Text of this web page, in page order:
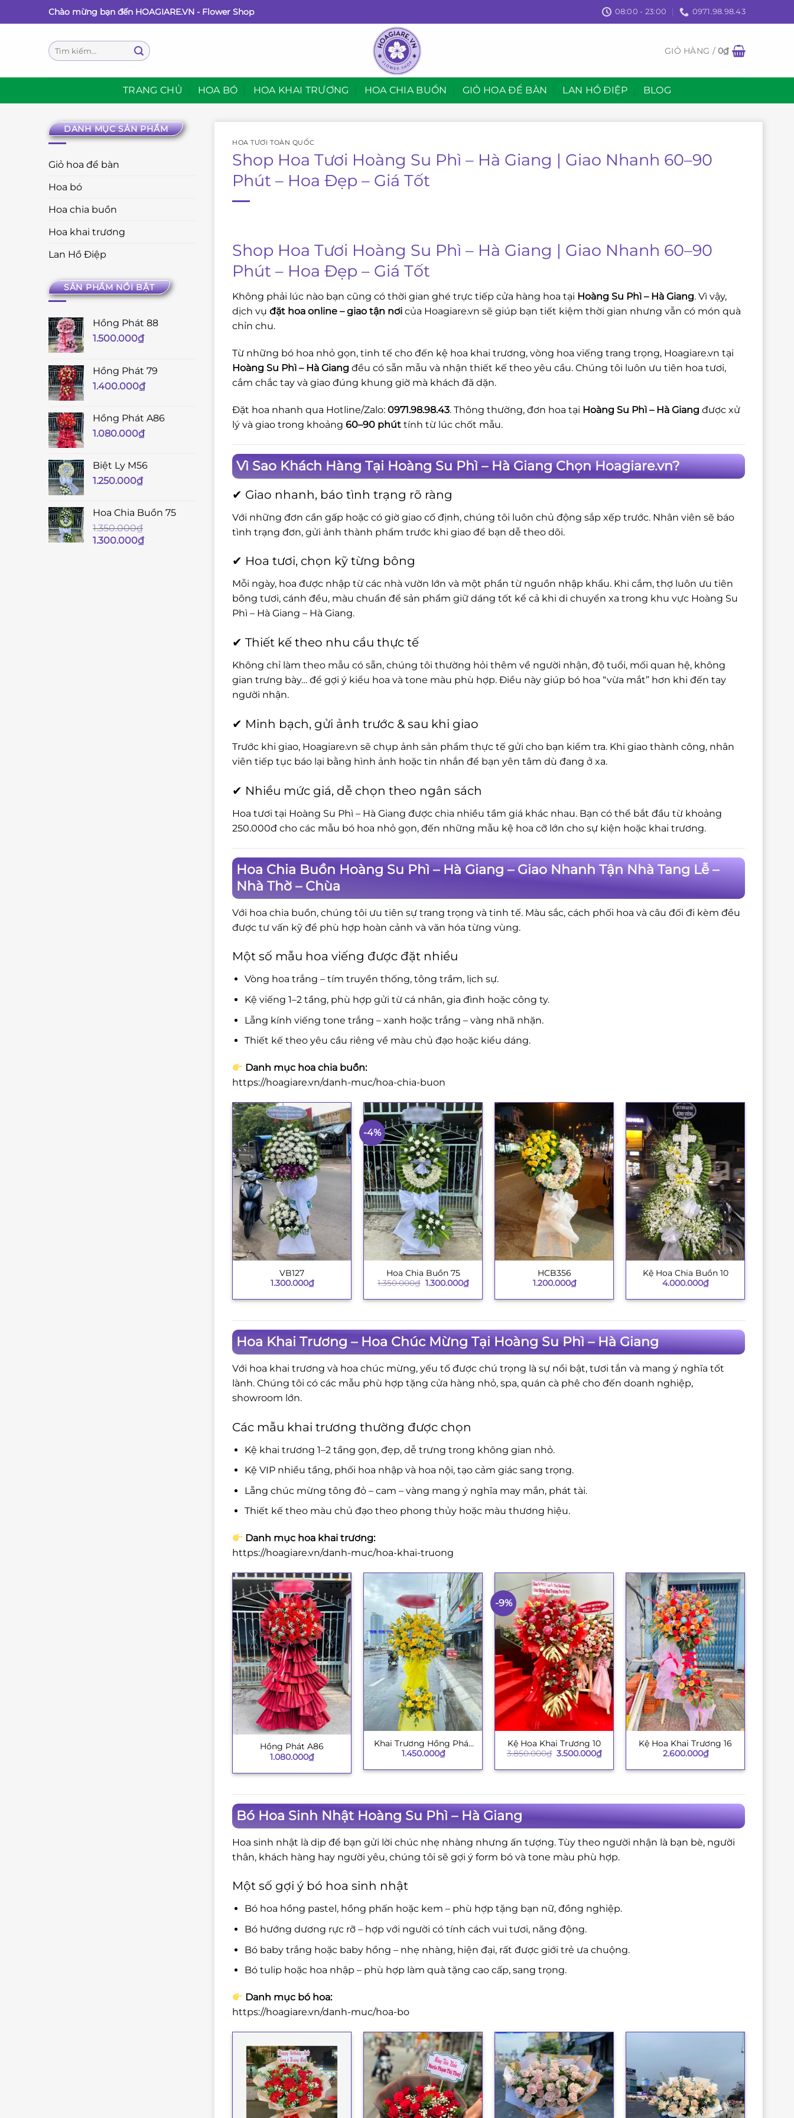
qua
Chào mừng bạn đến HOAGIARE.VN - Flower Shop 08:00 - 23:00 0971.98.98.43
Tìm
kiếm:
GIỎ HÀNG /0₫
TRANG CHỦ HOA BÓ HOA KHAI TRƯƠNG HOA CHIA BUỒN GIỎ HOA ĐỂ BÀN LAN HỒ ĐIỆP BLOG
DANH MỤC SẢN PHẨM
Giỏ hoa để bàn
Hoa bó
Hoa chia buồn
Hoa khai trương
Lan Hồ Điệp
SẢN PHẨM NỔI BẬT
Hồng Phát 88
1.500.000₫
Hồng Phát 79
1.400.000₫
Hồng Phát A86
1.080.000₫
Biệt Ly M56
1.250.000₫
Hoa Chia Buồn 75
1.350.000₫
Giá
1.300.000₫Giá
HOA TƯƠI TOÀN QUỐC
Shop Hoa Tươi Hoàng Su Phì – Hà Giang | Giao Nhanh 60–90
Phút – Hoa Đẹp – Giá Tốt
Shop Hoa Tươi Hoàng Su Phì – Hà Giang | Giao Nhanh 60–90
Phút – Hoa Đẹp – Giá Tốt
Không phải lúc nào bạn cũng có thời gian ghé trực tiếp cửa hàng hoa tại Hoàng Su Phì – Hà Giang. Vì vậy,
dịch vụ đặt hoa online – giao tận nơi của Hoagiare.vn sẽ giúp bạn tiết kiệm thời gian nhưng vẫn có món quà
chỉn chu.
Từ những bó hoa nhỏ gọn, tinh tế cho đến kệ hoa khai trương, vòng hoa viếng trang trọng, Hoagiare.vn tại
Hoàng Su Phì – Hà Giang đều có sẵn mẫu và nhận thiết kế theo yêu cầu. Chúng tôi luôn ưu tiên hoa tươi,
cắm chắc tay và giao đúng khung giờ mà khách đã dặn.
Đặt hoa nhanh qua Hotline/Zalo: 0971.98.98.43. Thông thường, đơn hoa tại Hoàng Su Phì – Hà Giang được xử
lý và giao trong khoảng 60–90 phút tính từ lúc chốt mẫu.
Vì Sao Khách Hàng Tại Hoàng Su Phì – Hà Giang Chọn Hoagiare.vn?
✔ Giao nhanh, báo tình trạng rõ ràng
Với những đơn cần gấp hoặc có giờ giao cố định, chúng tôi luôn chủ động sắp xếp trước. Nhân viên sẽ báo
tình trạng đơn, gửi ảnh thành phẩm trước khi giao để bạn dễ theo dõi.
✔ Hoa tươi, chọn kỹ từng bông
Mỗi ngày, hoa được nhập từ các nhà vườn lớn và một phần từ nguồn nhập khẩu. Khi cắm, thợ luôn ưu tiên
bông tươi, cánh đều, màu chuẩn để sản phẩm giữ dáng tốt kể cả khi di chuyển xa trong khu vực Hoàng Su
Phì – Hà Giang – Hà Giang.
✔ Thiết kế theo nhu cầu thực tế
Không chỉ làm theo mẫu có sẵn, chúng tôi thường hỏi thêm về người nhận, độ tuổi, mối quan hệ, không
gian trưng bày… để gợi ý kiểu hoa và tone màu phù hợp. Điều này giúp bó hoa “vừa mắt” hơn khi đến tay
người nhận.
✔ Minh bạch, gửi ảnh trước & sau khi giao
Trước khi giao, Hoagiare.vn sẽ chụp ảnh sản phẩm thực tế gửi cho bạn kiểm tra. Khi giao thành công, nhân
viên tiếp tục báo lại bằng hình ảnh hoặc tin nhắn để bạn yên tâm dù đang ở xa.
✔ Nhiều mức giá, dễ chọn theo ngân sách
Hoa tươi tại Hoàng Su Phì – Hà Giang được chia nhiều tầm giá khác nhau. Bạn có thể bắt đầu từ khoảng
250.000đ cho các mẫu bó hoa nhỏ gọn, đến những mẫu kệ hoa cỡ lớn cho sự kiện hoặc khai trương.
Hoa Chia Buồn Hoàng Su Phì – Hà Giang – Giao Nhanh Tận Nhà Tang Lễ –
Nhà Thờ – Chùa
Với hoa chia buồn, chúng tôi ưu tiên sự trang trọng và tinh tế. Màu sắc, cách phối hoa và câu đối đi kèm đều
được tư vấn kỹ để phù hợp hoàn cảnh và văn hóa từng vùng.
Một số mẫu hoa viếng được đặt nhiều
Vòng hoa trắng – tím truyền thống, tông trầm, lịch sự.
Kệ viếng 1–2 tầng, phù hợp gửi từ cá nhân, gia đình hoặc công ty.
Lẵng kính viếng tone trắng – xanh hoặc trắng – vàng nhã nhặn.
Thiết kế theo yêu cầu riêng về màu chủ đạo hoặc kiểu dáng.
Danh mục hoa chia buồn:
https://hoagiare.vn/danh-muc/hoa-chia-buon
VB127
1.300.000₫
-4%
Hoa Chia Buồn 75
1.350.000₫ Giá
là:
1.300.000₫Giá
hiện
tại
HCB356
1.200.000₫
+Kệ Hoa Chia Buồn 10
4.000.000₫
Hoa Khai Trương – Hoa Chúc Mừng Tại Hoàng Su Phì – Hà Giang
Với hoa khai trương và hoa chúc mừng, yếu tố được chú trọng là sự nổi bật, tươi tắn và mang ý nghĩa tốt
lành. Chúng tôi có các mẫu phù hợp tặng cửa hàng nhỏ, spa, quán cà phê cho đến doanh nghiệp,
showroom lớn.
Các mẫu khai trương thường được chọn
Kệ khai trương 1–2 tầng gọn, đẹp, dễ trưng trong không gian nhỏ.
Kệ VIP nhiều tầng, phối hoa nhập và hoa nội, tạo cảm giác sang trọng.
Lẵng chúc mừng tông đỏ – cam – vàng mang ý nghĩa may mắn, phát tài.
Thiết kế theo màu chủ đạo theo phong thủy hoặc màu thương hiệu.
Danh mục hoa khai trương:
https://hoagiare.vn/danh-muc/hoa-khai-truong
Hồng Phát A86
1.080.000₫
+
Khai Trương Hồng Phát
003
1.450.000₫
-9%
+
Kệ Hoa Khai Trương 10
3.850.000₫ Giá
là:
3.500.000₫Giá
hiện
tại
+
Kệ Hoa Khai Trương 16
2.600.000₫
Bó Hoa Sinh Nhật Hoàng Su Phì – Hà Giang
Hoa sinh nhật là dịp để bạn gửi lời chúc nhẹ nhàng nhưng ấn tượng. Tùy theo người nhận là bạn bè, người
thân, khách hàng hay người yêu, chúng tôi sẽ gợi ý form bó và tone màu phù hợp.
Một số gợi ý bó hoa sinh nhật
Bó hoa hồng pastel, hồng phấn hoặc kem – phù hợp tặng bạn nữ, đồng nghiệp.
Bó hướng dương rực rỡ – hợp với người có tính cách vui tươi, năng động.
Bó baby trắng hoặc baby hồng – nhẹ nhàng, hiện đại, rất được giới trẻ ưa chuộng.
Bó tulip hoặc hoa nhập – phù hợp làm quà tặng cao cấp, sang trọng.
Danh mục bó hoa:
https://hoagiare.vn/danh-muc/hoa-bo